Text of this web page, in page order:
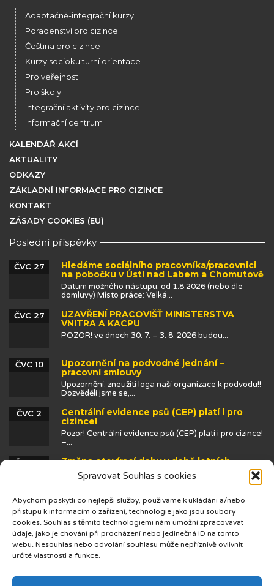
Spravovat Souhlas s cookies
Abychom poskytli co nejlepší služby, používáme k ukládání a/nebo
přístupu k informacím o zařízení, technologie jako jsou soubory
cookies. Souhlas s těmito technologiemi nám umožní zpracovávat
údaje, jako je chování při procházení nebo jedinečná ID na tomto
webu. Nesouhlas nebo odvolání souhlasu může nepříznivě ovlivnit
určité vlastnosti a funkce.
Adaptačně-integrační kurzy
Poradenství pro cizince
Čeština pro cizince
Kurzy sociokulturní orientace
Pro veřejnost
Pro školy
Integrační aktivity pro cizince
Informační centrum
KALENDÁŘ AKCÍ
AKTUALITY
ODKAZY
ZÁKLADNÍ INFORMACE PRO CIZINCE
KONTAKT
ZÁSADY COOKIES (EU)
Poslední příspěvky
Hledáme sociálního pracovníka/pracovnici
na pobočku v Ústí nad Labem a Chomutově
ČVC 27
Datum možného nástupu: od 1.8.2026 (nebo dle
domluvy) Místo práce: Velká...
UZAVŘENÍ PRACOVIŠŤ MINISTERSTVA
VNITRA A KACPU
ČVC 27
POZOR! ve dnech 30. 7. – 3. 8. 2026 budou...
Upozornění na podvodné jednání –
pracovní smlouvy
ČVC 10
Upozornění: zneužití loga naší organizace k podvodu!!
Dozvěděli jsme se,...
Centrální evidence psů (CEP) platí i pro
cizince!
ČVC 2
Pozor! Centrální evidence psů (CEP) platí i pro cizince!
–...
Změna otevírací doby v době letních
prázdnin
ČVN 25